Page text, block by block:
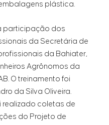
plástica.
participação dos
da Secretária de
da Bahiater,
Agrônomos da
O treinamento foi
da Silva Oliveira.
realizado coletas de
do Projeto de